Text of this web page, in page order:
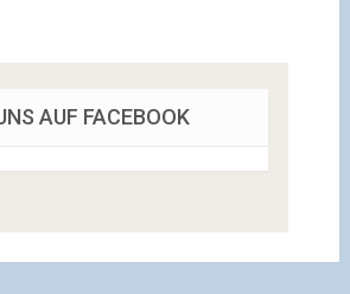
AUF FACEBOOK